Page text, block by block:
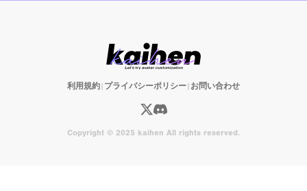
利用規約| プライバシーポリシー| お問い合わせ
Copyright © 2025 kaihen All rights reserved.